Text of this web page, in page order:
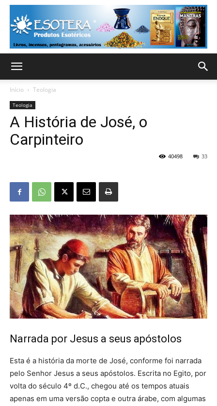
Início Teologia
Teologia
A História de José, o
Carpinteiro
33
40498
Narrada por Jesus a seus apóstolos
Esta é a história da morte de José, conforme foi narrada
pelo Senhor Jesus a seus apóstolos. Escrita no Egito, por
volta do século 4º d.C., chegou até os tempos atuais
apenas em uma versão copta e outra árabe, com algumas